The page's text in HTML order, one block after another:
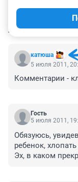
катюша
5 июля 2011,
Комментарии -
Гость
5 июля 2011,
Обязуюсь,
ребенок,
Эх, в каком